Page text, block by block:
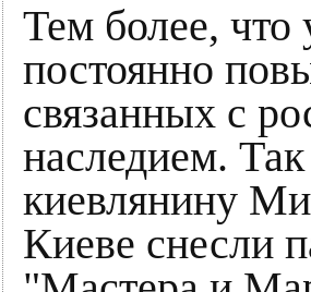
Тем более,
постоянно
связанных с
наследием.
киевлянину
Киеве снесли